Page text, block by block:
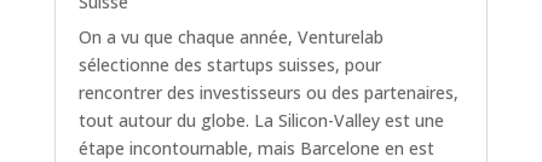
On a vu que chaque année, Venturelab
sélectionne des startups suisses, pour
rencontrer des investisseurs ou des partenaires,
tout autour du globe. La Silicon-Valley est une
étape incontournable, mais Barcelone en est